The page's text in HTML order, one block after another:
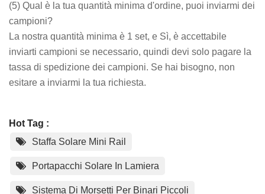
(5) Qual è la tua quantità minima d'ordine, puoi inviarmi dei
campioni?
La nostra quantità minima è 1 set, e Sì, è accettabile
inviarti campioni se necessario, quindi devi solo pagare la
tassa di spedizione dei campioni. Se hai bisogno, non
esitare a inviarmi la tua richiesta.
Hot Tag :
Staffa Solare Mini Rail
Portapacchi Solare In Lamiera
Sistema Di Morsetti Per Binari Piccoli